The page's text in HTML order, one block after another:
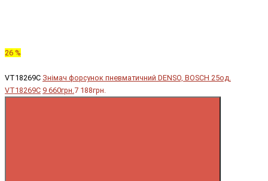
26 %
VT18269C Знімач форсунок пневматичний DENSO, BOSCH 25од.
VT18269C 9 660грн.7 188грн.